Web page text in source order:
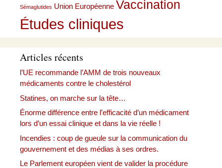
Sémaglutides Union Européenne Vaccination
Études cliniques
Articles récents
l’UE recommande l’AMM de trois nouveaux
médicaments contre le cholestérol
Statines, on marche sur la tête…
Énorme différence entre l’efficacité d’un médicament
lors d’un essai clinique et dans la vie réelle !
Incendies : coup de gueule sur la communication du
gouvernement et des médias à ses ordres.
Le Parlement européen vient de valider la procédure